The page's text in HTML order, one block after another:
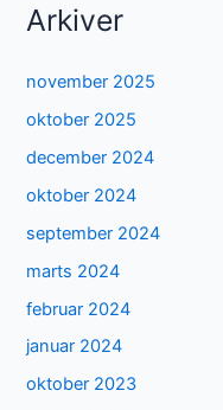
Arkiver
november 2025
oktober 2025
december 2024
oktober 2024
september 2024
marts 2024
februar 2024
januar 2024
oktober 2023